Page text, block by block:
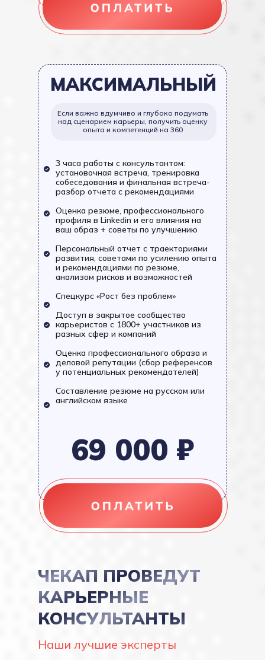
3 часа работы с консультантом:
установочная встреча, тренировка
собеседования и финальная встреча-
разбор отчета с рекомендациями
Оценка резюме, профессионального
профиля в Linkedin и его влияния на
ваш образ + советы по улучшению
Персональный отчет с траекториями
развития, советами по усилению опыта
и рекомендациями по резюме,
анализом рисков и возможностей
Спецкурс «Рост без проблем»
Доступ в закрытое сообщество
карьеристов с 1800+ участников из
разных сфер и компаний
Оценка профессионального образа и
деловой репутации (сбор референсов
у потенциальных рекомендателей)
Составление резюме на русском или
английском языке
МАКСИМАЛЬНЫЙ
69 000 ₽
Если важно вдумчиво и глубоко подумать
над сценарием карьеры, получить оценку
опыта и компетенций на 360
ЧЕКАП ПРОВЕДУТ
КАРЬЕРНЫЕ
КОНСУЛЬТАНТЫ
Наши лучшие эксперты